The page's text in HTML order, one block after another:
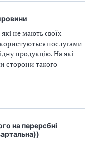
не мають своїх
послугами
продукцію. На які
сторони такого
на переробні